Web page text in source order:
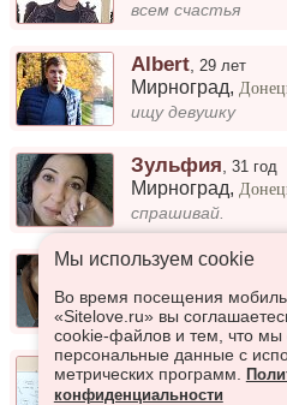
всем счастья
Albert 29 лет
Мирноград,
ищу девушку
Зульфия ,31 год
Мирноград,
спрашивай.
Сильвия,17 лет
Мирноград,
Весёлая, добрая
Джони,55 лет
Мирноград
Мы используем сookie
Во время посещения
«Sitelove.ru» вы
cookie-файлов и тем, что
персональные данные с
метрических программ.
конфиденциальности